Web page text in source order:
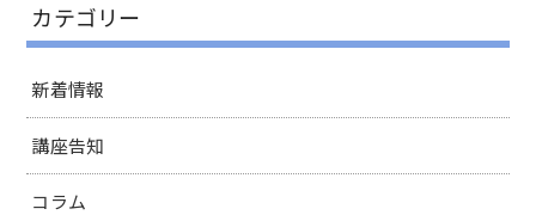
カテゴリー
新着情報
講座告知
コラム